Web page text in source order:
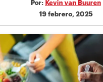
Por: Kevin van Buuren
19 febrero, 2025